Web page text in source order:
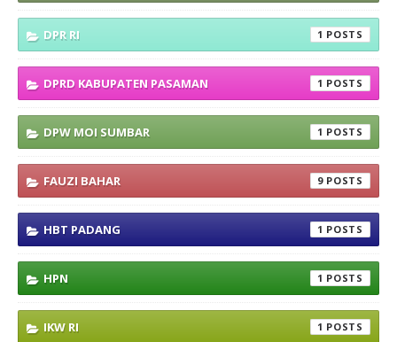
DPR RI 1
DPRD KABUPATEN PASAMAN 1
DPW MOI SUMBAR 1
FAUZI BAHAR 9
HBT PADANG 1
HPN 1
IKW RI 1